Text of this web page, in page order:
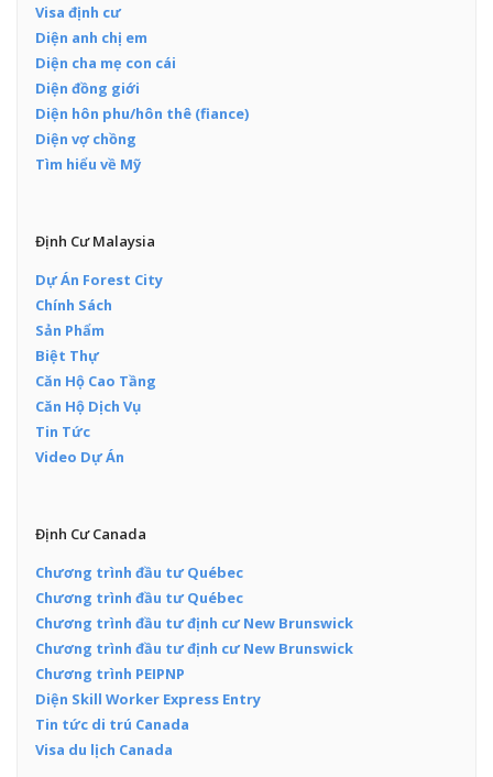
Visa định cư
Diện anh chị em
Diện cha mẹ con cái
Diện đồng giới
Diện hôn phu/hôn thê (fiance)
Diện vợ chồng
Tìm hiểu về Mỹ
Định Cư Malaysia
Dự Án Forest City
Chính Sách
Sản Phẩm
Biệt Thự
Căn Hộ Cao Tầng
Căn Hộ Dịch Vụ
Tin Tức
Video Dự Án
Định Cư Canada
Chương trình đầu tư Québec
Chương trình đầu tư Québec
Chương trình đầu tư định cư New Brunswick
Chương trình đầu tư định cư New Brunswick
Chương trình PEIPNP
Diện Skill Worker Express Entry
Tin tức di trú Canada
Visa du lịch Canada